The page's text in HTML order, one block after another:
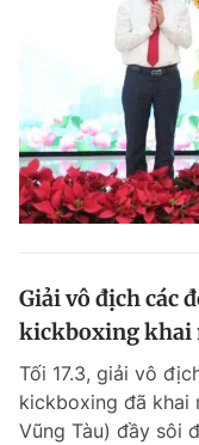
Giải vô địch các
kickboxing khai
Tối 17.3, giải vô
kickboxing đã khai
Vũng Tàu) đầy sôi